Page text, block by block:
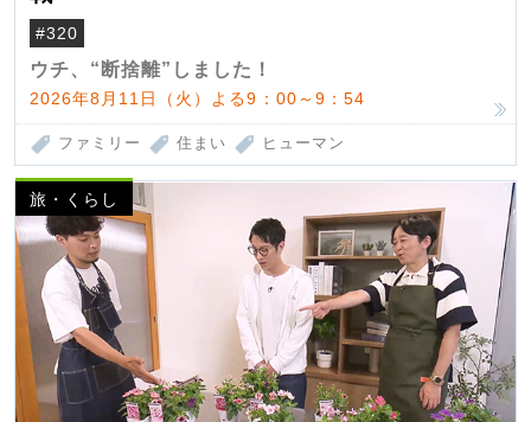
#320
ウチ、“断捨離”しました！
2026年8月11日（火）よる9：00～9：54
ファミリー 住まい ヒューマン
旅・くらし